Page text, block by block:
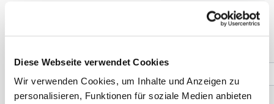
Diese Webseite verwendet Cookies
Wir verwenden Cookies, um Inhalte und Anzeigen zu
personalisieren, Funktionen für soziale Medien anbieten